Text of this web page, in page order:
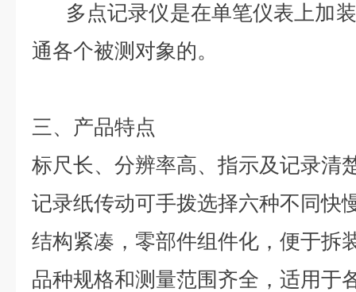
多点记录仪是在单笔仪表上加
通各个被测对象的。
三、产品特点
标尺长、分辨率高、指示及记录清
记录纸传动可手拨选择六种不同快
结构紧凑，零部件组件化，便于拆
品种规格和测量范围齐全，适用于